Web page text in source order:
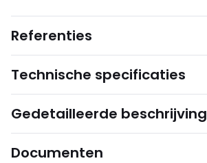
Referenties
Technische specificaties
Gedetailleerde beschrijving
Documenten